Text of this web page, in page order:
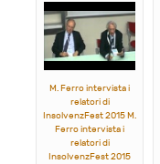
M. Ferro intervista i
relatori di
InsolvenzFest 2015 M.
Ferro intervista i
relatori di
InsolvenzFest 2015